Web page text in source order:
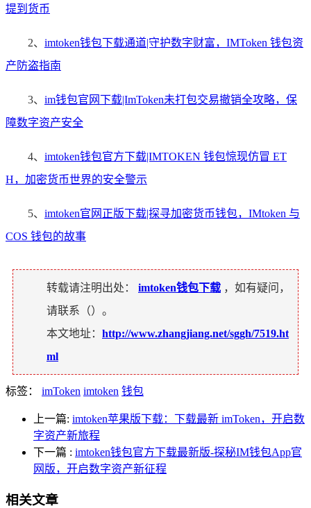
提到货币
2、 imtoken钱包下载通道|守护数字财富，IMToken 钱包资
产防盗指南
3、 im钱包官网下载|ImToken未打包交易撤销全攻略，保
障数字资产安全
4、 imtoken钱包官方下载|IMTOKEN 钱包惊现仿冒 ET
H，加密货币世界的安全警示
5、 imtoken官网正版下载|探寻加密货币钱包，IMtoken 与
COS 钱包的故事
转载请注明出处： imtoken钱包下载 ，如有疑问，
请联系（）。
本文地址： http://www.zhangjiang.net/sggh/7519.ht
ml
标签： imToken imtoken 钱包
上一篇: imtoken苹果版下载：下载最新 imToken，开启数
字资产新旅程
下一篇 : imtoken钱包官方下载最新版-探秘IM钱包App官
网版，开启数字资产新征程
相关文章